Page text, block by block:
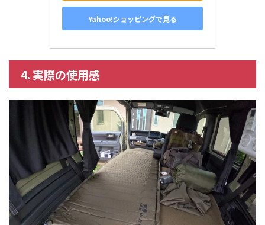
Yahoo!ショッピングで見る
4. 実際の使用感